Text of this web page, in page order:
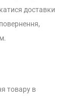
доставки
товару в